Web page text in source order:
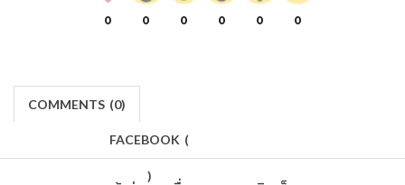
0 0 0 0 0 0
COMMENTS (0)
FACEBOOK (
)